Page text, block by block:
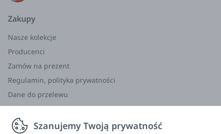
Zakupy
Nasze kolekcje
Producenci
Zamów na prezent
Regulamin, polityka prywatności
Dane do przelewu
Zwroty, wymiana, reklamacja
InformacjeSzanujemy Twoją prywatność